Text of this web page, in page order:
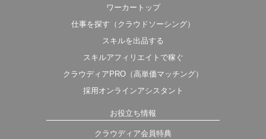
ワーカートップ
仕事を探す（クラウドソーシング）
スキルを出品する
スキルアフィリエイトで稼ぐ
クラウディアPRO（高単価マッチング）
採用オンラインアシスタント
お役立ち情報
クラウディア会員特典